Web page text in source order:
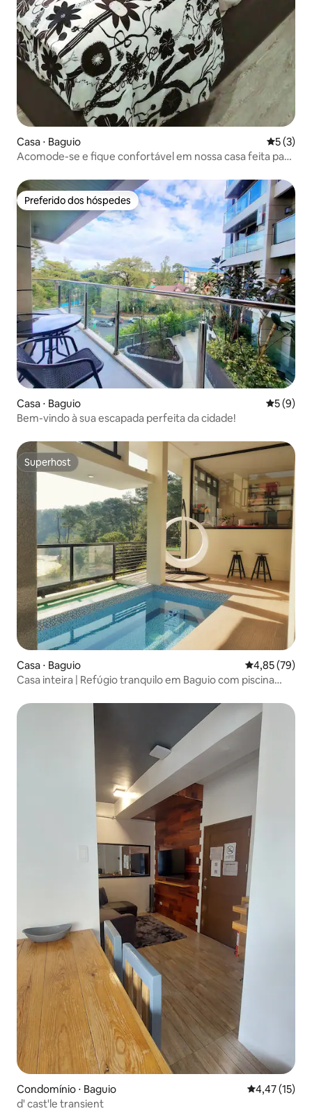
Casa ⋅ Baguio 5 de
5 (3)
Acomode-se e fique confortável em nossa casa feita para
Preferido dos hóspedes
Preferido dos hóspedes
Casa ⋅ Baguio 5 de
5 (9)
Bem-vindo à sua escapada perfeita da cidade!
Superhost
Superhost
Casa ⋅ Baguio 4,85 de uma
4,85 (79)
Casa inteira | Refúgio tranquilo em Baguio com piscina
Condomínio ⋅ Baguio 4,47 de uma
4,47 (15)
d' cast'le transient